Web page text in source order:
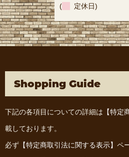
( 定休日)
Shopping Guide
下記の各項目についての詳細は 【特定
載しております。
必ず 【特定商取引法に関する表示】 ペ